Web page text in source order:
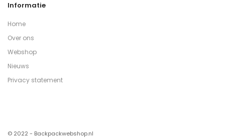
Informatie
Home
Over ons
Webshop
Nieuws
Privacy statement
© 2022 - Backpackwebshop.nl